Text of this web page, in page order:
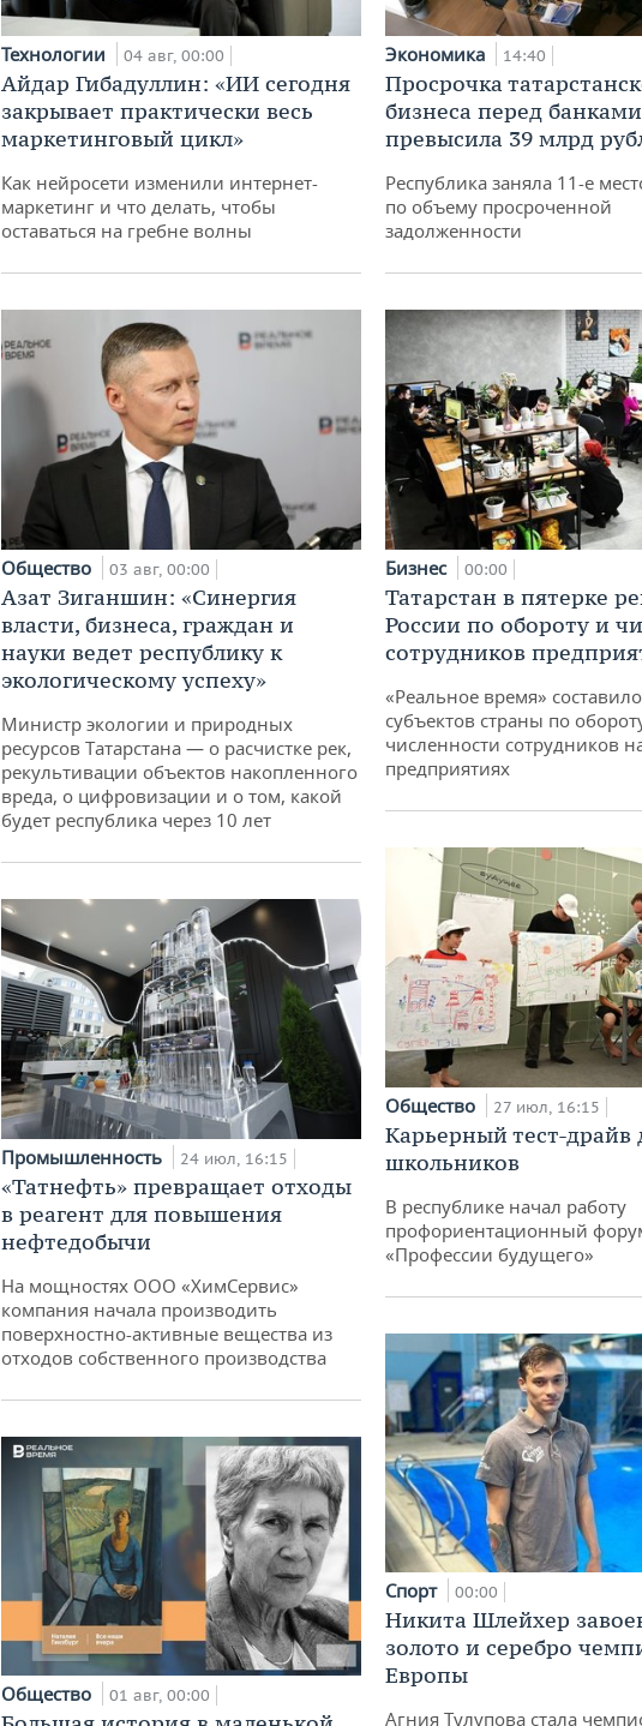
Технологии 04 авг, 00:00
Айдар Гибадуллин: «ИИ сегодня
закрывает практически весь
маркетинговый цикл»
Как нейросети изменили интернет-
маркетинг и что делать, чтобы
оставаться на гребне волны
Общество 03 авг, 00:00
Азат Зиганшин: «Синергия
власти, бизнеса, граждан и
науки ведет республику к
экологическому успеху»
Министр экологии и природных
ресурсов Татарстана — о расчистке рек,
рекультивации объектов накопленного
вреда, о цифровизации и о том, какой
будет республика через 10 лет
Промышленность 24 июл, 16:15
«Татнефть» превращает отходы
в реагент для повышения
нефтедобычи
На мощностях ООО «ХимСервис»
компания начала производить
поверхностно-активные вещества из
отходов собственного производства
Общество 01 авг, 00:00
Экономика 14:40
Просрочка
бизнеса перед банками
превысила 39 млрд
Республика заняла 11-е
по объему просроченной
задолженности
Бизнес 00:00
Татарстан в пятерке
России по обороту и
сотрудников
«Реальное время»
субъектов страны по
численности сотрудников
предприятиях
Общество 27 июл, 16:15
Карьерный тест-драйв
школьников
В республике начал работу
профориентационный
«Профессии будущего»
Спорт 00:00
Никита Шлейхер
золото и серебро
Европы
Агния Тулупова стала